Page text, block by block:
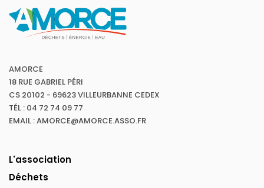
AMORCE
18 RUE GABRIEL PÉRI
CS 20102 - 69623 VILLEURBANNE CEDEX
TÉL : 04 72 74 09 77
EMAIL : AMORCE@AMORCE.ASSO.FR
L'association
Déchets